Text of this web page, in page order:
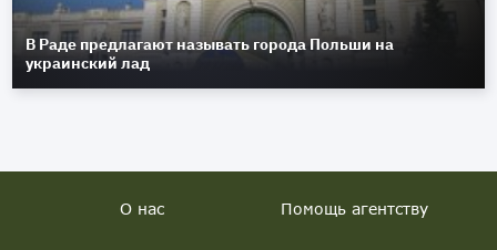
В Раде предлагают называть города Польши на
украинский лад
О нас Помощь агентству